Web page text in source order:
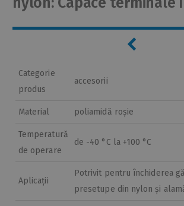
Categorie
produs
accesorii
Material poliamidă roșie
Temperatură
de operare
de -40 °C la +100 °C
Aplicații
Potrivit pentru închiderea
presetupe din nylon și